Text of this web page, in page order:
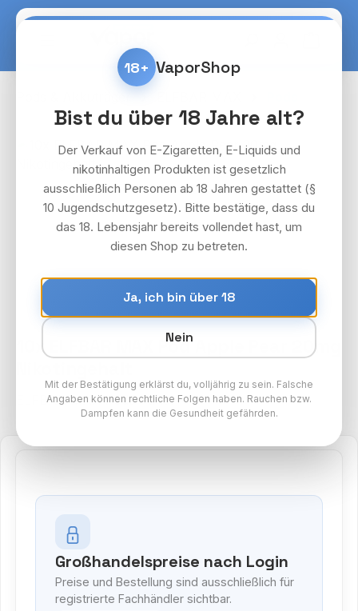
Zum Hauptinhalt springen
Bildergalerie überspringen
10x ELFBAR MAX Pod Apple Pear 20mg
ELFBAR MAX Pods Paket
Großhandelspreise nach Login
Preise und Bestellung sind ausschließlich für
registrierte Fachhändler sichtbar.
18+ VaporShop
Bist du über 18 Jahre alt?
Der Verkauf von E-Zigaretten, E-Liquids und
nikotinhaltigen Produkten ist gesetzlich
ausschließlich Personen ab 18 Jahren gestattet (§
10 Jugendschutzgesetz). Bitte bestätige, dass du
das 18. Lebensjahr bereits vollendet hast, um
diesen Shop zu betreten.
Ja, ich bin über 18
Nein
Mit der Bestätigung erklärst du, volljährig zu sein. Falsche
Angaben können rechtliche Folgen haben. Rauchen bzw.
Dampfen kann die Gesundheit gefährden.